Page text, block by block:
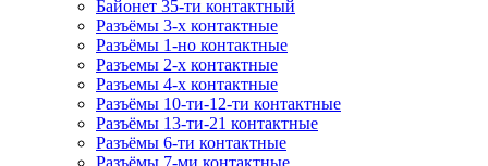
Байонет 35-ти контактный
Разъёмы 3-х контактные
Разъёмы 1-но контактные
Разъемы 2-х контактные
Разъемы 4-х контактные
Разъёмы 10-ти-12-ти контактные
Разъёмы 13-ти-21 контактные
Разъёмы 6-ти контактные